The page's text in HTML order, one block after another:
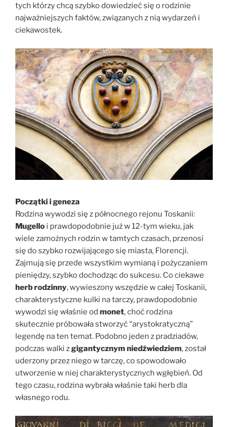
tych którzy chcą szybko dowiedzieć się o rodzinie
najważniejszych faktów, związanych z nią wydarzeń i
ciekawostek.
Początki i geneza
Rodzina wywodzi się z północnego rejonu Toskanii:
Mugello i prawdopodobnie już w 12-tym wieku, jak
wiele zamożnych rodzin w tamtych czasach, przenosi
się do szybko rozwijającego się miasta, Florencji.
Zajmują się przede wszystkim wymianą i pożyczaniem
pieniędzy, szybko dochodząc do sukcesu. Co ciekawe
herb rodzinny, wywieszony wszędzie w całej Toskanii,
charakterystyczne kulki na tarczy, prawdopodobnie
wywodzi się właśnie od monet, choć rodzina
skutecznie próbowała stworzyć “arystokratyczną”
legendę na ten temat. Podobno jeden z pradziadów,
podczas walki zgigantycznym niedźwiedziem, został
uderzony przez niego w tarczę, co spowodowało
utworzenie w niej charakterystycznych wgłębień. Od
tego czasu, rodzina wybrała właśnie taki herb dla
własnego rodu.